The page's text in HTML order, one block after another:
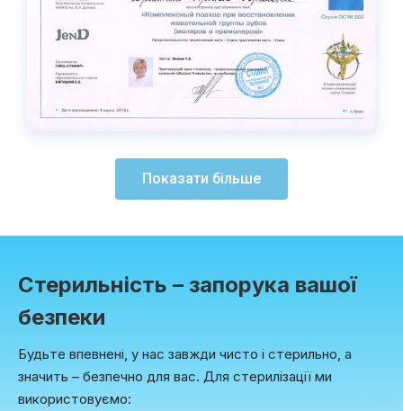
Показати більше
Стерильність – запорука вашої
безпеки
Будьте впевнені, у нас завжди чисто і стерильно, а
значить – безпечно для вас. Для стерилізації ми
використовуємо: